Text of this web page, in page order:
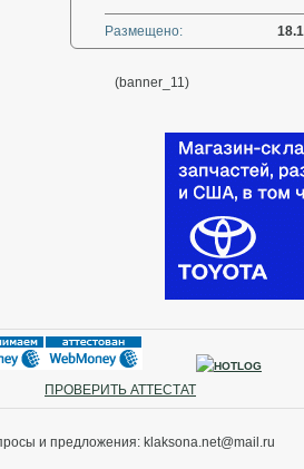
Размещено:
(banner_11)
ПРОВЕРИТЬ АТТЕСТАТ
и предложения: klaksona.net@mail.ru